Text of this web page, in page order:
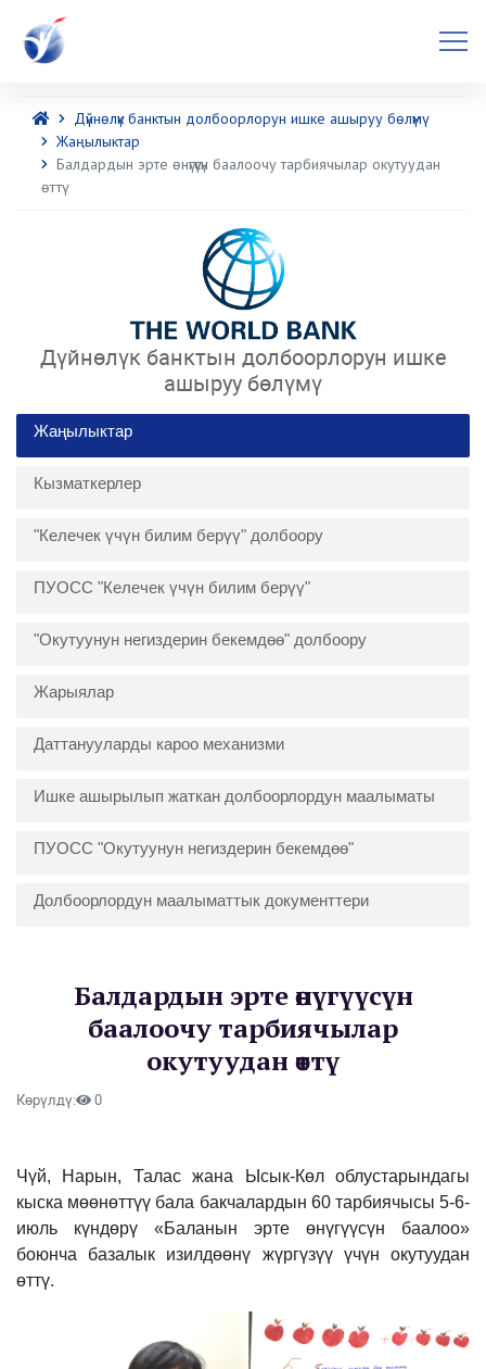
Дүйнөлүк банктын долбоорлорун ишке ашыруу бөлүмү
Жаңылыктар
Балдардын эрте өнүгүүсүн баалоочу тарбиячылар окутуудан
өттү
Дүйнөлүк банктын долбоорлорун ишке
ашыруу бөлүмү
Жаңылыктар
Кызматкерлер
"Келечек үчүн билим берүү" долбоору
ПУОСС "Келечек үчүн билим берүү"
"Окутуунун негиздерин бекемдөө" долбоору
Жарыялар
Даттанууларды кароо механизми
Ишке ашырылып жаткан долбоорлордун маалыматы
ПУОСС "Окутуунун негиздерин бекемдөө"
Долбоорлордун маалыматтык документтери
Балдардын эрте өнүгүүсүн
баалоочу тарбиячылар
окутуудан өттү
Көрүлдү: 0
Чүй, Нарын, Талас жана Ысык-Көл облустарындагы
кыска мөөнөттүү бала бакчалардын 60 тарбиячысы 5-6-
июль күндөрү «Баланын эрте өнүгүүсүн баалоо»
боюнча базалык изилдөөнү жүргүзүү үчүн окутуудан
өттү.